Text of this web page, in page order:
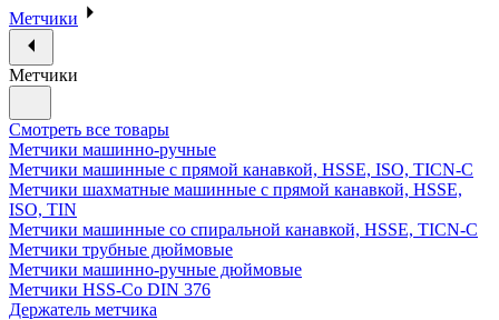
Метчики
Метчики
Смотреть все товары
Метчики машинно-ручные
Метчики машинные с прямой канавкой, HSSE, ISO, TICN-C
Метчики шахматные машинные с прямой канавкой, HSSE,
ISO, TIN
Метчики машинные со спиральной канавкой, HSSE, TICN-C
Метчики трубные дюймовые
Метчики машинно-ручные дюймовые
Метчики HSS-Co DIN 376
Держатель метчика